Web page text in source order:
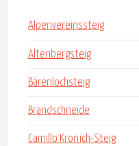
Alpenvereinssteig
Altenbergsteig
Bärenlochsteig
Brandschneide
Camillo Kronich-Steig